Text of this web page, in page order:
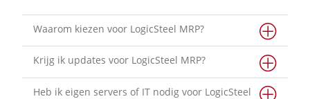
Waarom kiezen voor LogicSteel MRP?
Krijg ik updates voor LogicSteel MRP?
Heb ik eigen servers of IT nodig voor LogicSteel